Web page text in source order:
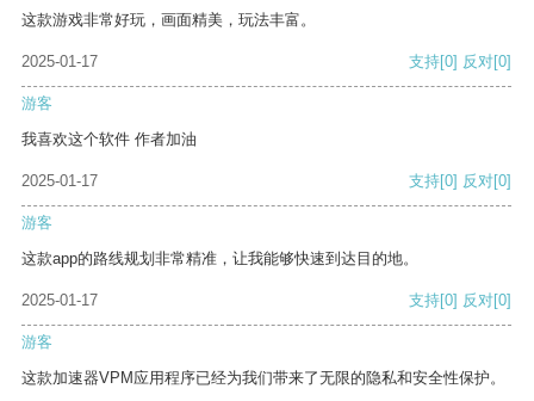
这款游戏非常好玩，画面精美，玩法丰富。
2025-01-17 支持[0] 反对[0]
游客
我喜欢这个软件 作者加油
2025-01-17 支持[0] 反对[0]
游客
这款app的路线规划非常精准，让我能够快速到达目的地。
2025-01-17 支持[0] 反对[0]
游客
这款加速器VPM应用程序已经为我们带来了无限的隐私和安全性保护。